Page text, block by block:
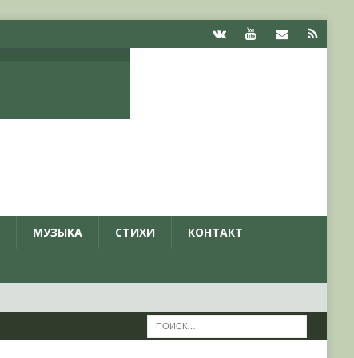
МУЗЫКА СТИХИ КОНТАКТ